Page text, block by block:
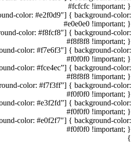
#fcfcfc !important; }
color: #e2f0d9″] { background-color:
#e0e0e0 !important; }
color: #f8fcf8″] { background-color:
#f8f8f8 !important; }
color: #f7e6f3″] { background-color:
#f0f0f0 !important; }
color: #fce4ec”] { background-color:
#f8f8f8 !important; }
color: #f7f3ff”] { background-color:
#f0f0f0 !important; }
color: #e3f2fd”] { background-color:
#f0f0f0 !important; }
color: #e0f2f7″] { background-color:
#f0f0f0 !important; }
}